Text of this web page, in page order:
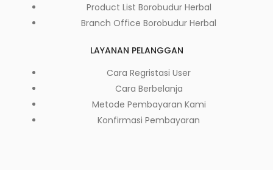
Product List Borobudur Herbal
Branch Office Borobudur Herbal
LAYANAN PELANGGAN
Cara Regristasi User
Cara Berbelanja
Metode Pembayaran Kami
Konfirmasi Pembayaran